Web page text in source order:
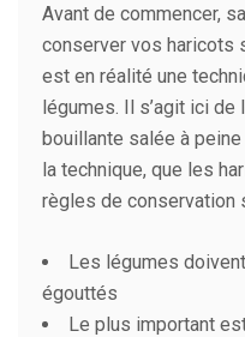
Avant de commencer,
conserver vos haricots
est en réalité une
légumes. Il s’agit ici de
bouillante salée à
la technique, que les
règles de conservation
Les légumes
égouttés
Le plus important